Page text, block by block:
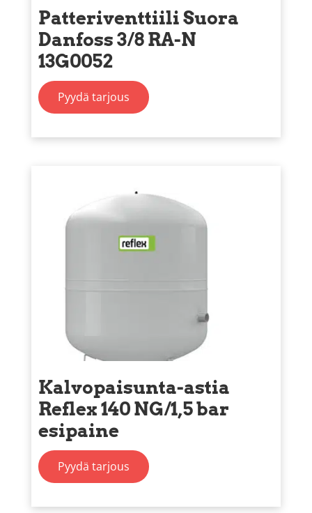
Patteriventtiili Suora
Danfoss 3/8 RA-N
13G0052
Pyydä tarjous
Kalvopaisunta-astia
Reflex 140 NG/1,5 bar
esipaine
Pyydä tarjous